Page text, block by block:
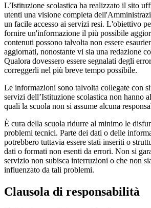
L’Istituzione scolastica ha realizzato il sito
utenti una visione completa
un facile accesso ai servizi resi. L'obiettivo
fornire un'informazione il più possibile
contenuti possono talvolta non essere
aggiornati, nonostante vi sia una redazione
Qualora dovessero essere segnalati degli
correggerli nel più breve tempo possibile.
Le informazioni sono talvolta collegate con
servizi dell’Istituzione scolastica non hanno
quali la scuola non si assume alcuna
È cura della scuola ridurre al minimo le
problemi tecnici. Parte dei dati o delle
potrebbero tuttavia essere stati inseriti o
dati o formati non esenti da errori. Non si
servizio non subisca interruzioni o che non
influenzato da tali problemi.
Clausola di responsabilità